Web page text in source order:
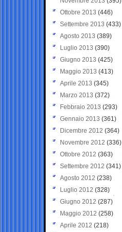
Ottobre 2013 (446)
Settembre 2013 (433)
Agosto 2013 (389)
Luglio 2013 (390)
Giugno 2013 (425)
Maggio 2013 (413)
Aprile 2013 (345)
Marzo 2013 (372)
Febbraio 2013 (293)
Gennaio 2013 (361)
Dicembre 2012 (364)
Novembre 2012 (336)
Ottobre 2012 (363)
Settembre 2012 (341)
Agosto 2012 (238)
Luglio 2012 (328)
Giugno 2012 (287)
Maggio 2012 (258)
Aprile 2012 (218)